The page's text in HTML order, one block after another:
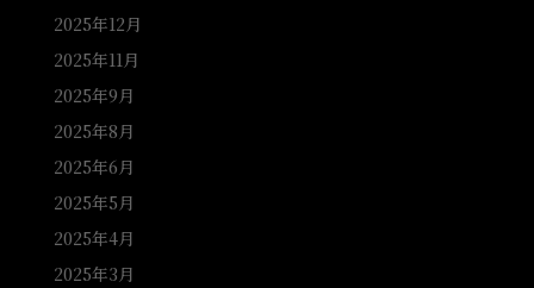
2025年12月
2025年11月
2025年9月
2025年8月
2025年6月
2025年5月
2025年4月
2025年3月